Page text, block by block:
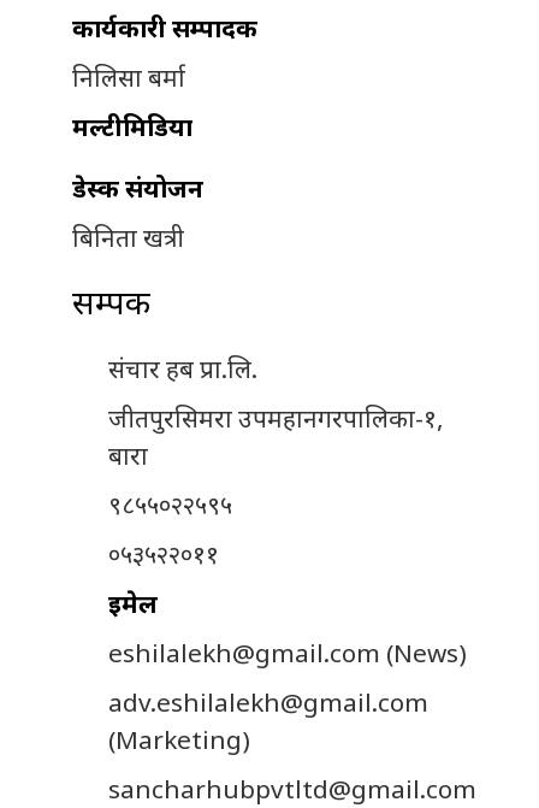
कार्यकारी सम्पादक
निलिसा बर्मा
मल्टीमिडिया
डेस्क संयोजन
बिनिता खत्री
सम्पर्क
संचार हब प्रा.लि.
जीतपुरसिमरा उपमहानगरपालिका-१,
बारा
९८५५०२२५९५
०५३५२२०११
इमेल
eshilalekh@gmail.com (News)
adv.eshilalekh@gmail.com
(Marketing)
sancharhubpvtltd@gmail.com